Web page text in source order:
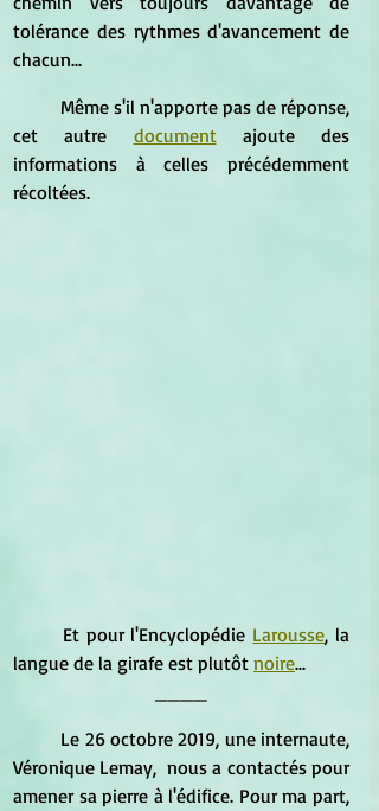
tolérance des rythmes d'avancement de
chacun...
cet autre document ajoute des
informations à celles précédemment
récoltées.
	Et pour l'Encyclopédie
Larousse, la
langue de la girafe est plutôt noire...
Véronique Lemay,  nous a contactés pour
amener sa pierre à l'édifice. Pour ma part,